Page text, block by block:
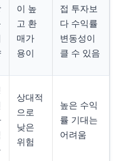
이 높
고 환
매가
용이
접 투자보
다 수익률
변동성이
클 수 있음
상대적
으로
낮은
위험
높은 수익
률 기대는
어려움